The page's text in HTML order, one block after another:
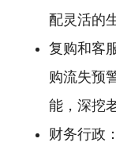
配灵活的
复购和客
购流失预
能，深挖
财务行政